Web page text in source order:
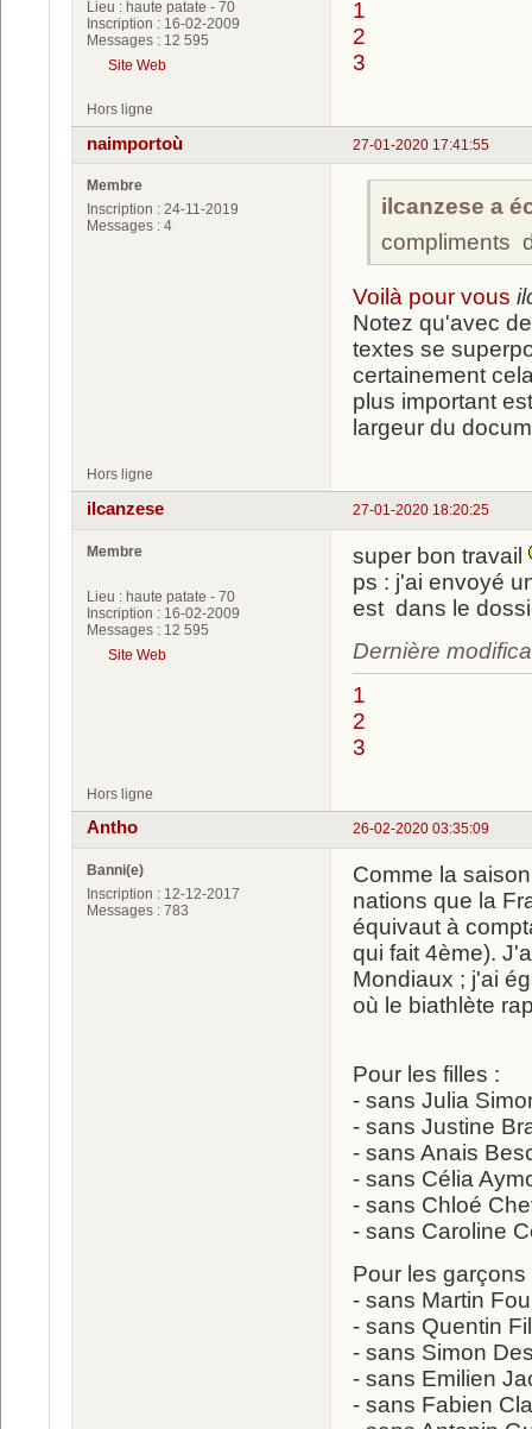
Lieu : haute patate - 70
Inscription : 16-02-2009
Messages : 12 595
Site Web
1
2
3
Hors ligne
27-01-2020 17:41:55
naimportoù
Membre
Inscription : 24-11-2019
Messages : 4
ilcanzese a
compliments
Voilà pour vous
Notez qu'avec
textes se
certainement
plus important
largeur du
Hors ligne
27-01-2020 18:20:25
ilcanzese
Membre
Lieu : haute patate - 70
Inscription : 16-02-2009
Messages : 12 595
Site Web
super bon travail
ps : j'ai envoyé
est dans le
Dernière
1
2
3
Hors ligne
26-02-2020 03:35:09
Antho
Banni(e)
Inscription : 12-12-2017
Messages : 783
Comme la
nations que la
équivaut à
qui fait 4ème).
Mondiaux ; j'ai
où le biathlète
Pour les filles :
- sans Julia
- sans Justine
- sans Anais
- sans Célia
- sans Chloé
- sans Caroline
Pour les garçons
- sans Martin
- sans Quentin
- sans Simon
- sans Emilien
- sans Fabien